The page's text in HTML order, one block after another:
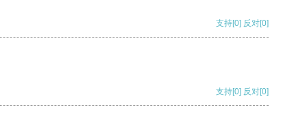
支持[0] 反对[0]
支持[0] 反对[0]